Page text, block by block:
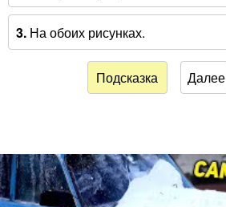
3.На обоих рисунках.
Подсказка Далее